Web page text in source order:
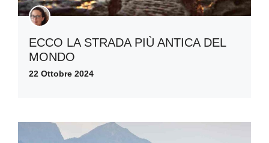
ECCO LA STRADA PIÙ ANTICA DEL
MONDO
22 Ottobre 2024